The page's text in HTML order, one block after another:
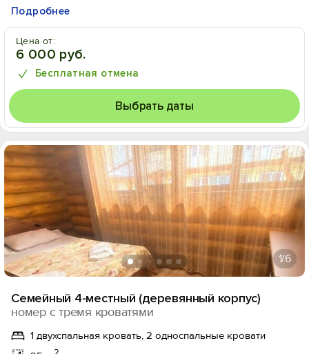
Подробнее
Цена от:
6 000 руб.
Бесплатная отмена
Выбрать даты
1/6
Семейный 4-местный (деревянный корпус)
номер с тремя кроватями
1 двухспальная кровать, 2 односпальные кровати